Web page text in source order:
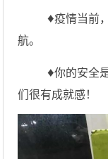
♦疫情当前
航。
♦你的安全
们很有成就感！